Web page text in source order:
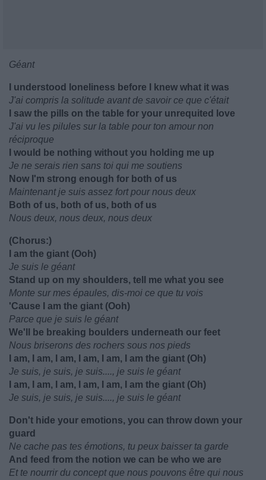
Géant
I understood loneliness before I knew what it was
J'ai compris la solitude avant de savoir ce que c'était
I saw the pills on the table for your unrequited love
J'ai vu les pilules sur la table pour ton amour non
réciproque
I would be nothing without you holding me up
Je ne serais rien sans toi qui me soutiens
Now I'm strong enough for both of us
Maintenant je suis assez fort pour nous deux
Both of us, both of us, both of us
Nous deux, nous deux, nous deux
(Chorus:)
I am the giant (Ooh)
Je suis le géant
Stand up on my shoulders, tell me what you see
Monte sur mes épaules, dis-moi ce que tu vois
'Cause I am the giant (Ooh)
Parce que je suis le géant
We'll be breaking boulders underneath our feet
Nous briserons des rochers sous nos pieds
I am, I am, I am, I am, I am, I am the giant (Oh)
Je suis, je suis, je suis...., je suis le géant
I am, I am, I am, I am, I am, I am the giant (Oh)
Je suis, je suis, je suis...., je suis le géant
Don't hide your emotions, you can throw down your
guard
Ne cache pas tes émotions, tu peux baisser ta garde
And feed from the notion we can be who we are
Et te nourrir du concept que nous pouvons être qui nous